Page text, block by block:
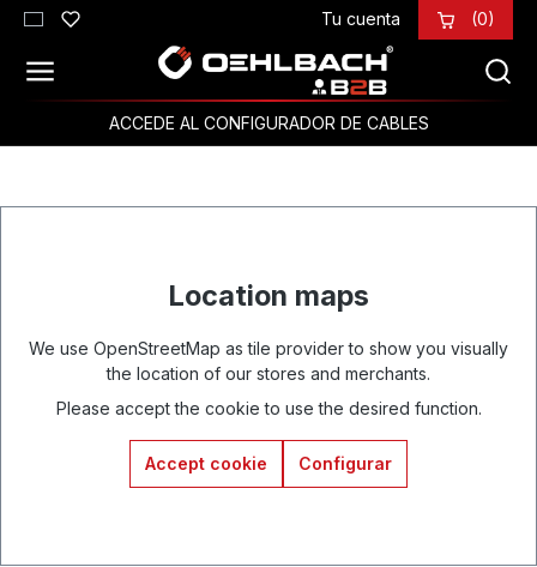
Saltar al contenido principal Tu cuenta (0)
ACCEDE AL CONFIGURADOR DE CABLES
Location maps
We use OpenStreetMap as tile provider to show you visually
the location of our stores and merchants.
Please accept the cookie to use the desired function.
Accept cookie Configurar